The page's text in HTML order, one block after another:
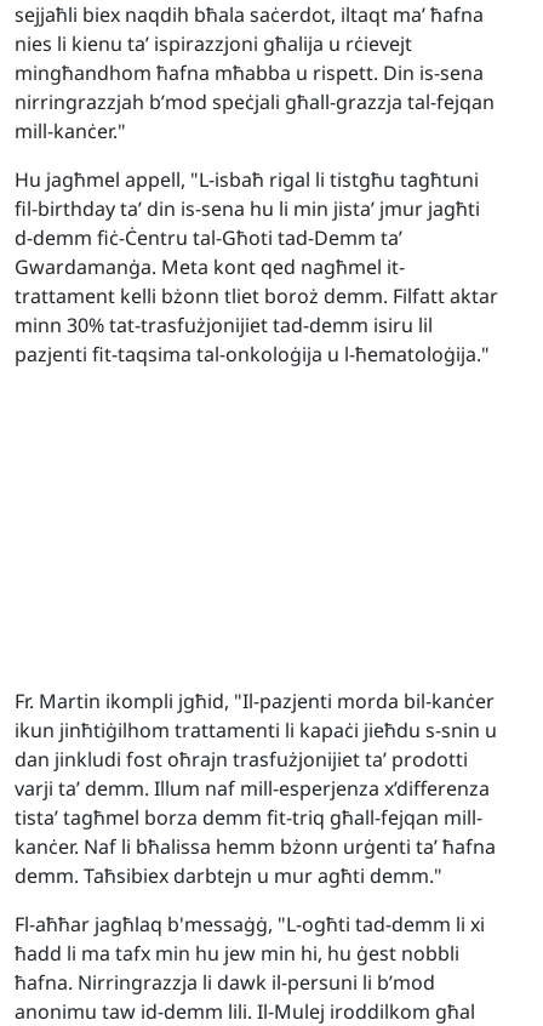
sejjaħli biex naqdih bħala saċerdot, iltaqt ma’ ħafna
nies li kienu ta’ ispirazzjoni għalija u rċievejt
mingħandhom ħafna mħabba u rispett. Din is-sena
nirringrazzjah b’mod speċjali għall-grazzja tal-fejqan
mill-kanċer."
Hu jagħmel appell, "L-isbaħ rigal li tistgħu tagħtuni
fil-birthday ta’ din is-sena hu li min jista’ jmur jagħti
d-demm fiċ-Ċentru tal-Għoti tad-Demm ta’
Gwardamanġa. Meta kont qed nagħmel it-
trattament kelli bżonn tliet boroż demm. Filfatt aktar
minn 30% tat-trasfużjonijiet tad-demm isiru lil
pazjenti fit-taqsima tal-onkoloġija u l-ħematoloġija."
Fr. Martin ikompli jgħid, "Il-pazjenti morda bil-kanċer
ikun jinħtiġilhom trattamenti li kapaċi jieħdu s-snin u
dan jinkludi fost oħrajn trasfużjonijiet ta’ prodotti
varji ta’ demm. Illum naf mill-esperjenza x’differenza
tista’ tagħmel borza demm fit-triq għall-fejqan mill-
kanċer. Naf li bħalissa hemm bżonn urġenti ta’ ħafna
demm. Taħsibiex darbtejn u mur agħti demm."
Fl-aħħar jagħlaq b'messaġġ, "L-ogħti tad-demm li xi
ħadd li ma tafx min hu jew min hi, hu ġest nobbli
ħafna. Nirringrazzja li dawk il-persuni li b’mod
anonimu taw id-demm lili. Il-Mulej iroddilkom għal